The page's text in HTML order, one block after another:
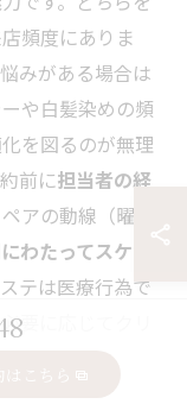
頻度にありま
みがある場合は
や白髪染めの頻
を図るのが無理
前に担当者の経
アの動線（曜日
わたってスケジ
テは医療行為で
要に応じてクリ